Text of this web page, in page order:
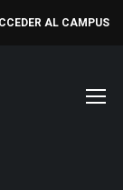
AL CAMPUS